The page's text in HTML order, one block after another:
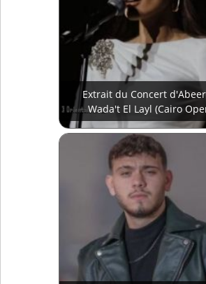
Extrait du Concert
Wada't El Layl (Cairo